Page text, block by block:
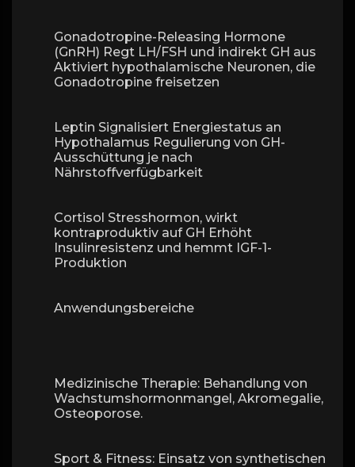
Gonadotropine-Releasing Hormone
(GnRH) Regt LH/FSH und indirekt GH aus
Aktiviert hypothalamische Neuronen, die
Gonadotropine freisetzen
Leptin Signalisiert Energiestatus an
Hypothalamus Regulierung von GH-
Ausschüttung je nach
Nährstoffverfügbarkeit
Cortisol Stresshormon, wirkt
kontraproduktiv auf GH Erhöht
Insulinresistenz und hemmt IGF-1-
Produktion
Anwendungsbereiche
Medizinische Therapie: Behandlung von
Wachstumshormonmangel, Akromegalie,
Osteoporose.
Sport & Fitness: Einsatz von synthetischen